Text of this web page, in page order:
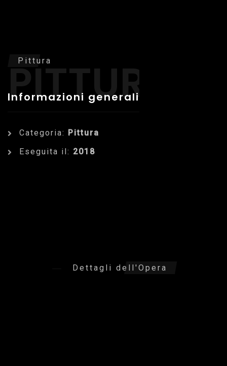
PITTURA
Pittura
Informazioni generali
Categoria:
Pittura
Eseguita il: 2018
Dettagli dell'Opera